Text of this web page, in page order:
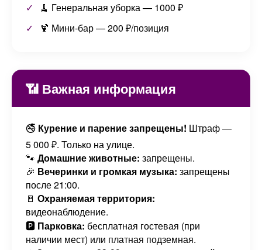
🧹 Генеральная уборка — 1000 ₽
🍹 Мини-бар — 200 ₽/позиция
📶 Важная информация
🚭 Курение и парение запрещены! Штраф —
5 000 ₽. Только на улице.
🐾 Домашние животные: запрещены.
🎉 Вечеринки и громкая музыка: запрещены
после 21:00.
🚪 Охраняемая территория:
видеонаблюдение.
🅿️ Парковка: бесплатная гостевая (при
наличии мест) или платная подземная.